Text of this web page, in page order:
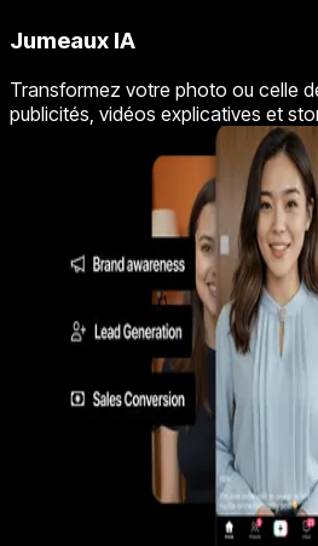
Jumeaux IA
Transformez votre photo ou celle
publicités, vidéos explicatives et